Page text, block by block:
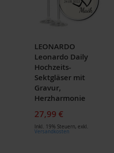
LEONARDO
Leonardo Daily
Hochzeits-
Sektgläser mit
Gravur,
Herzharmonie
27,99 €
Inkl. 19% Steuern, exkl.
Versandkosten